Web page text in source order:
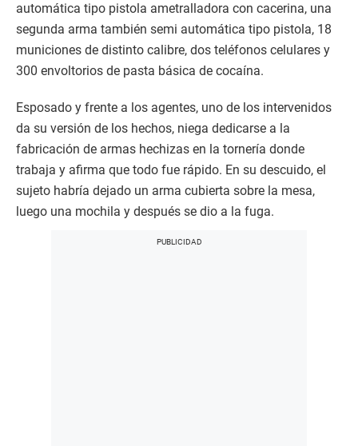
automática tipo pistola ametralladora con cacerina, una
segunda arma también semi automática tipo pistola, 18
municiones de distinto calibre, dos teléfonos celulares y
300 envoltorios de pasta básica de cocaína.
Esposado y frente a los agentes, uno de los intervenidos
da su versión de los hechos, niega dedicarse a la
fabricación de armas hechizas en la tornería donde
trabaja y afirma que todo fue rápido. En su descuido, el
sujeto habría dejado un arma cubierta sobre la mesa,
luego una mochila y después se dio a la fuga.